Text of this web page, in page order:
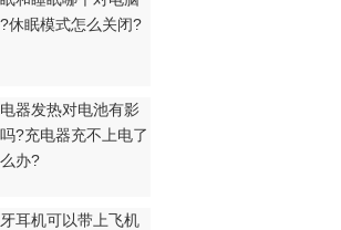
休眠模式怎么关闭?
器发热对电池有影
?充电器充不上电了
办?
耳机可以带上飞机